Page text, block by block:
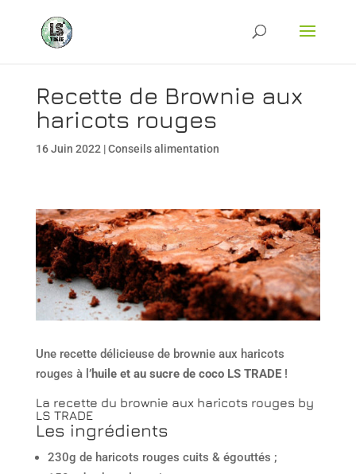
Recette de Brownie aux
haricots rouges
16 Juin 2022 |Conseils alimentation
Une recette délicieuse de brownie aux haricots
rouges à l’huile et au sucre de coco LS TRADE!
La recette du brownie aux haricots rouges by
LS TRADE
Les ingrédients
230g de haricots rouges cuits & égouttés ;